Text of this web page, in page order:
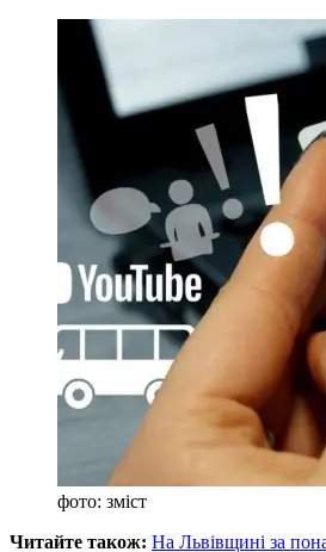
фото: зміст
Читайте також: На Львівщині за